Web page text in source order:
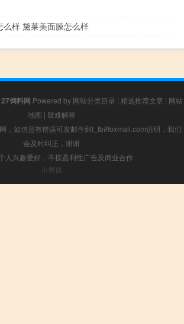
么样 黛莱美面膜怎么样
27饲料网 Powered by 网站分类目录 | 精选推荐文章 | 网站
地图 | 疑难解答
，如信息有错误可发邮件到f_fb#foxmail.com说明，我们
会及时纠正，谢谢
人兴趣爱好，不接盈利性广告及商业合作
小男孩